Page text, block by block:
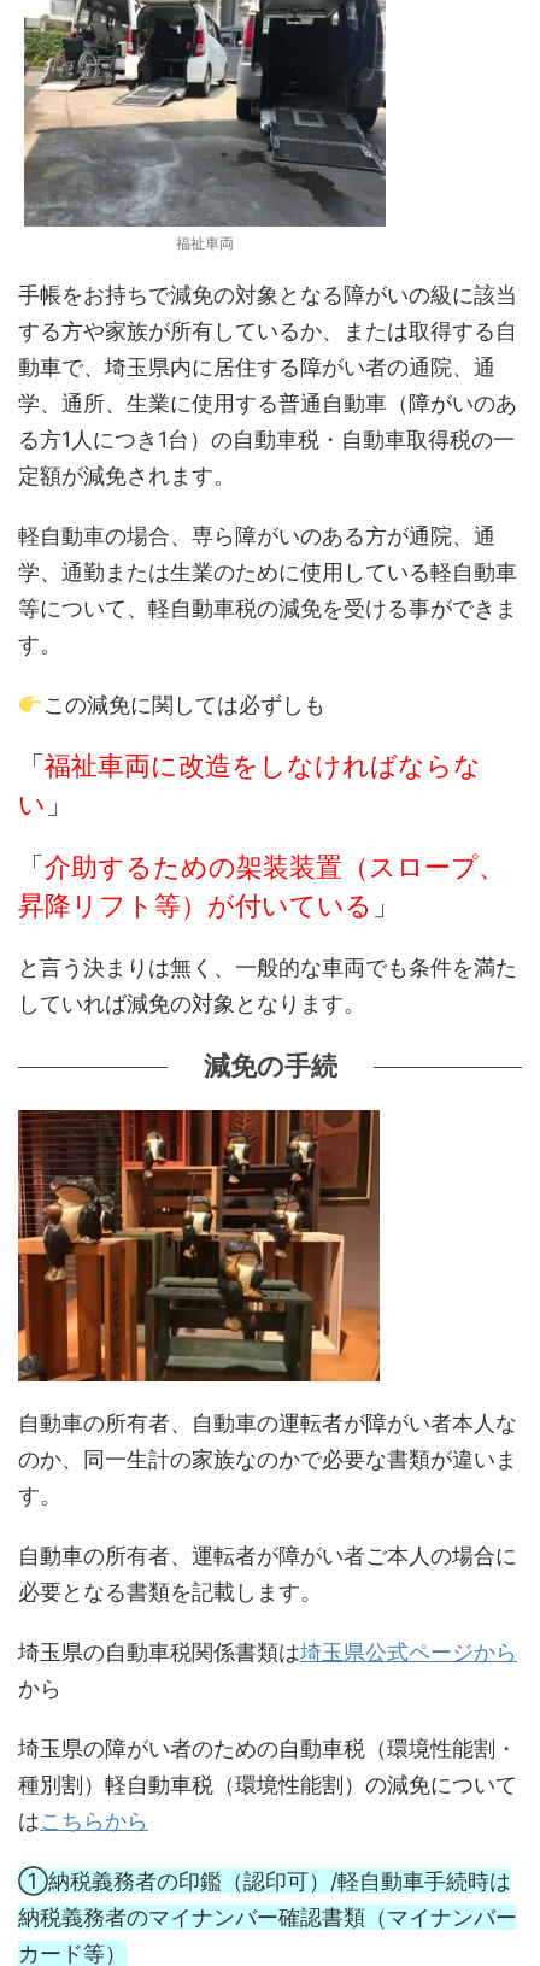
福祉車両
手帳をお持ちで減免の対象となる障がいの級に該当
する方や家族が所有しているか、または取得する自
動車で、埼玉県内に居住する障がい者の通院、通
学、通所、生業に使用する普通自動車（障がいのあ
る方1人につき1台）の自動車税・自動車取得税の一
定額が減免されます。
軽自動車の場合、専ら障がいのある方が通院、通
学、通勤または生業のために使用している軽自動車
等について、軽自動車税の減免を受ける事ができま
す。
この減免に関しては必ずしも
「福祉車両に改造をしなければならな
い 」
「介助するための架装装置（スロープ、
昇降リフト等）が付いている 」
と言う決まりは無く、一般的な車両でも条件を満た
していれば減免の対象となります。
減免の手続
自動車の所有者、自動車の運転者が障がい者本人な
のか、同一生計の家族なのかで必要な書類が違いま
す。
自動車の所有者、運転者が障がい者ご本人の場合に
必要となる書類を記載します。
埼玉県の自動車税関係書類は埼玉県公式ページから
から
埼玉県の障がい者のための自動車税（環境性能割・
種別割）軽自動車税（環境性能割）の減免について
はこちらから
①納税義務者の印鑑（認印可）/軽自動車手続時は
納税義務者のマイナンバー確認書類（マイナンバー
カード等）